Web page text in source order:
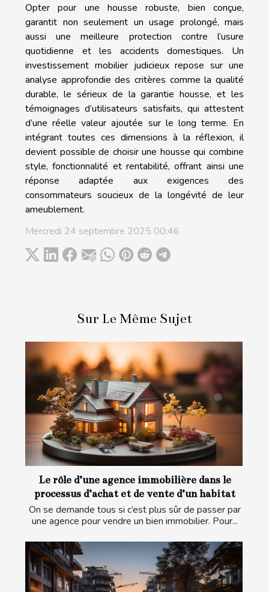
Opter pour une housse robuste, bien conçue,
garantit non seulement un usage prolongé, mais
aussi une meilleure protection contre l’usure
quotidienne et les accidents domestiques. Un
investissement mobilier judicieux repose sur une
analyse approfondie des critères comme la qualité
durable, le sérieux de la garantie housse, et les
témoignages d’utilisateurs satisfaits, qui attestent
d’une réelle valeur ajoutée sur le long terme. En
intégrant toutes ces dimensions à la réflexion, il
devient possible de choisir une housse qui combine
style, fonctionnalité et rentabilité, offrant ainsi une
réponse adaptée aux exigences des
consommateurs soucieux de la longévité de leur
ameublement.
Mercredi 24 septembre 2025 00:46
Sur Le Même Sujet
Le rôle d’une agence immobilière dans le
processus d’achat et de vente d’un habitat
On se demande tous si c’est plus sûr de passer par
une agence pour vendre un bien immobilier. Pour...